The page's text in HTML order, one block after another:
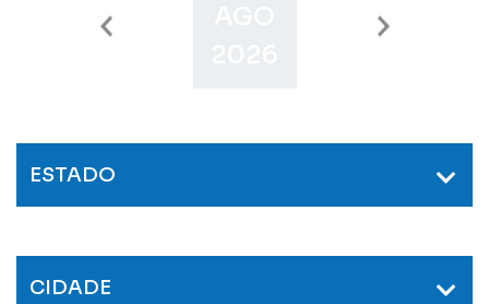
SET
ESTADO
CIDADE